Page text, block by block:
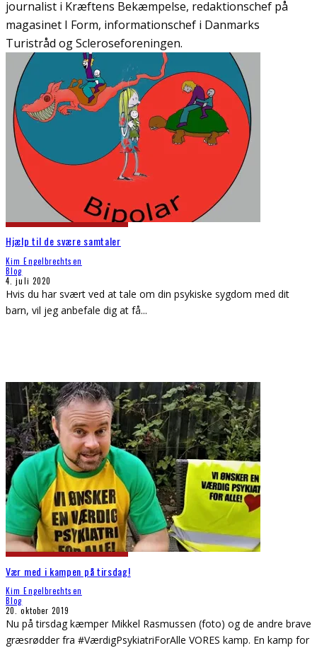
journalist i Kræftens Bekæmpelse, redaktionschef på
magasinet I Form, informationschef i Danmarks
Turistråd og Scleroseforeningen.
Hjælp til de svære samtaler
Kim Engelbrechtsen
Blog
4. juli 2020
Hvis du har svært ved at tale om din psykiske sygdom med dit
barn, vil jeg anbefale dig at få...
Vær med i kampen på tirsdag!
Kim Engelbrechtsen
Blog
20. oktober 2019
Nu på tirsdag kæmper Mikkel Rasmussen (foto) og de andre brave
græsrødder fra #VærdigPsykiatriForAlle VORES kamp. En kamp for